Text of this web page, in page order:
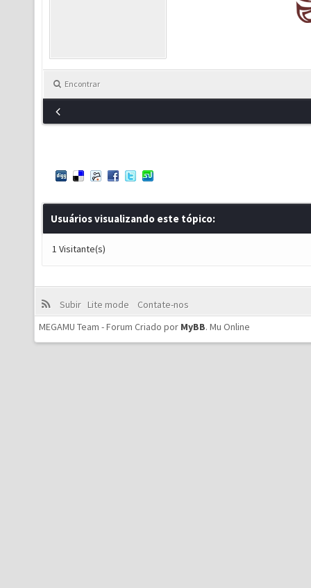
Encontrar
Usuários visualizando este tópico:
1 Visitante(s)
Subir Lite mode
Contate-nos
MEGAMU Team - Forum Criado por MyBB. Mu Online